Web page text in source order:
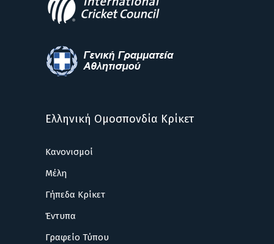
Ελληνική Ομοσπονδία Κρίκετ
Κανονισμοί
Μέλη
Γήπεδα Κρίκετ
Έντυπα
Γραφείο Τύπου